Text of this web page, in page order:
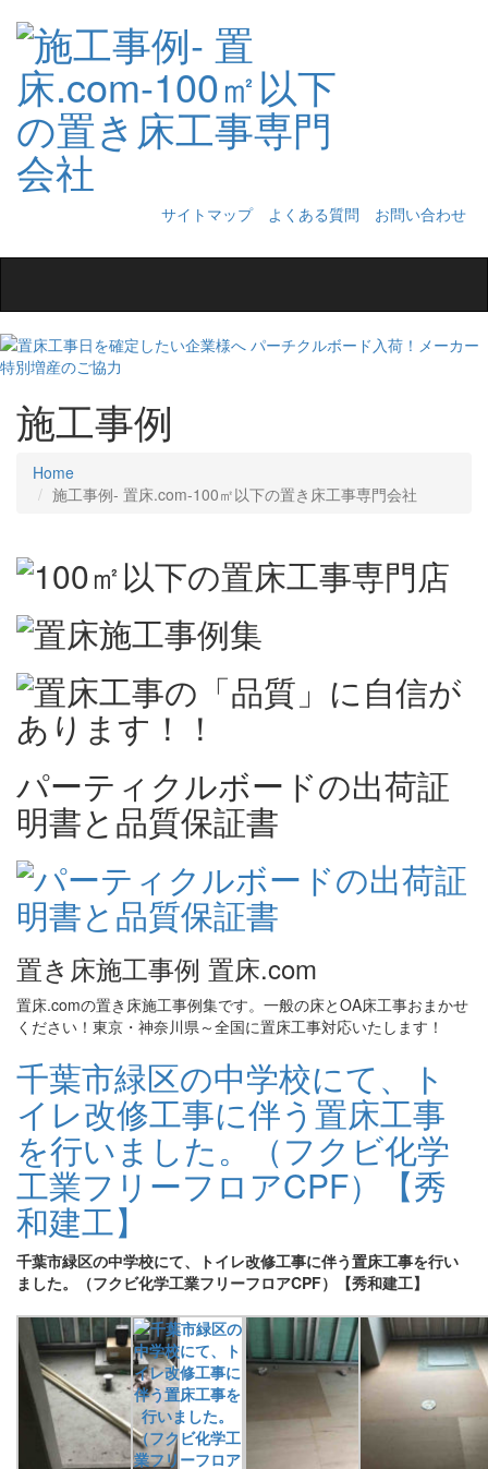
サイトマップ よくある質問
お問い合わせ
navigation
施工事例
Home
施工事例‐ 置床.com-100㎡以下の置き床工事専門会社
パーティクルボードの出荷証
明書と品質保証書
置き床施工事例 置床.com
置床.comの置き床施工事例集です。一般の床とOA床工事おまかせ
ください！東京・神奈川県～全国に置床工事対応いたします！
千葉市緑区の中学校にて、ト
イレ改修工事に伴う置床工事
を行いました。（フクビ化学
工業フリーフロアCPF）【秀
和建工】
千葉市緑区の中学校にて、トイレ改修工事に伴う置床工事を行い
ました。（フクビ化学工業フリーフロアCPF）【秀和建工】